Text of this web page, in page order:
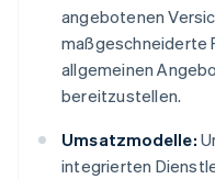
angebotenen
maßgeschneiderte
allgemeinen
bereitzustellen.
Umsatzmodelle:
integrierten